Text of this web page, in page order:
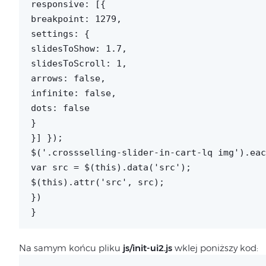
responsive: [{
breakpoint: 1279,
settings: {
slidesToShow: 1.7,
slidesToScroll: 1,
arrows: false,
infinite: false,
dots: false
}
}] });
$('.crossselling-slider-in-cart-lq
var src = $(this).data('src');
$(this).attr('src', src);
})
}
Na samym końcu pliku js/init-ui2.jswklej poniższy kod: